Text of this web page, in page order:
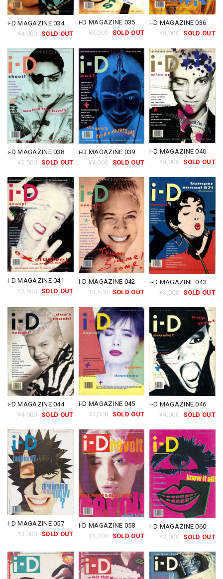
i-D MAGAZINE 034
¥4,000
SOLD OUT
i-D MAGAZINE 035
¥3,000
SOLD OUT
i-D MAGAZINE 036
¥4,000 SOLD OUT
i-D MAGAZINE 038
¥3,500
SOLD OUT
i-D MAGAZINE 039
¥4,000
SOLD OUT
i-D MAGAZINE 040
¥4,000 SOLD OUT
i-D MAGAZINE 041
¥3,500
SOLD OUT
i-D MAGAZINE 042
¥3,500
SOLD OUT
i-D MAGAZINE 043
¥3,000 SOLD OUT
i-D MAGAZINE 044
¥4,000
SOLD OUT
i-D MAGAZINE 045
¥4,000
SOLD OUT
i-D MAGAZINE 046
¥4,000 SOLD OUT
i-D MAGAZINE 057
¥3,000
SOLD OUT
i-D MAGAZINE 058
¥3,000
SOLD OUT
i-D MAGAZINE 060
¥3,000 SOLD OUT